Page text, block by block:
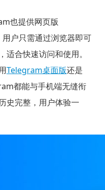
也提供网页版
户只需通过浏览器即可
合快速访问和使用。
Telegram桌面版还是
都能与手机端无缝衔
史完整，用户体验一